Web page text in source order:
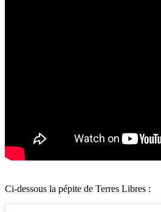
Ci-dessous la pépite de Terres Libres :